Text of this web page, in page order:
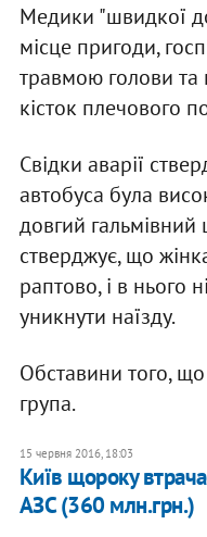
Медики "швидкої
місце пригоди,
травмою голови
кісток плечового
Свідки аварії
автобуса була
довгий
стверджує, що
раптово, і в нього
уникнути наїзду.
Обставини того, що
група.
15 червня 2016, 18:03
​Київ щороку
АЗС (360 млн.грн.)